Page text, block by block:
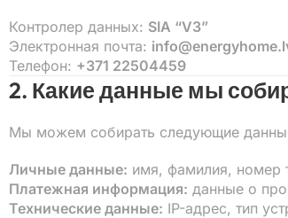
Контролер данных: SIA “V3”
Электронная почта:
Телефон: +371 22504459
2. Какие данные мы
Мы можем собирать следующие
Личные данные: имя, фамилия, номер
Платежная информация: данные о
Технические данные: IP-адрес, тип